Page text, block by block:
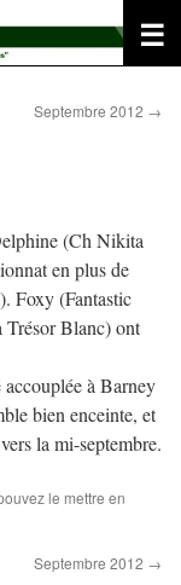
Septembre 2012 →
(Ch Nikita
en plus de
Foxy (Fantastic
Trésor Blanc) ont
à Barney
bien enceinte, et
la mi-septembre.
le mettre en
Septembre 2012 →